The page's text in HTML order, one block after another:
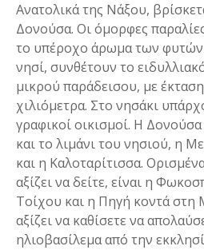
Ανατολικά της Νάξου,
Δονούσα. Οι όμορφες
το υπέροχο άρωμα των
νησί, συνθέτουν το
μικρού παράδεισου, με
χιλιόμετρα. Στο νησάκι
γραφικοί οικισμοί. Η
και το λιμάνι του νησιού, η
και η Καλοταρίτισσα.
αξίζει να δείτε, είναι η
Τοίχου και η Πηγή κοντά στη
αξίζει να καθίσετε να
ηλιοβασίλεμα από την